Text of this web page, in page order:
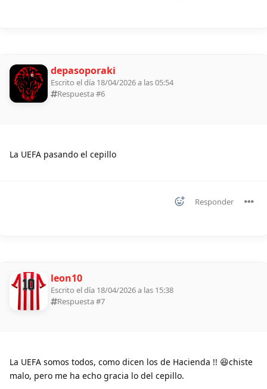
depasoporaki
Escrito el día 18/04/2026 a las 05:54
Respuesta #6
La UEFA pasando el cepillo
Responder
leon10
Escrito el día 18/04/2026 a las 15:38
Respuesta #7
La UEFA somos todos, como dicen los de Hacienda !! 😆chiste
malo, pero me ha echo gracia lo del cepillo.